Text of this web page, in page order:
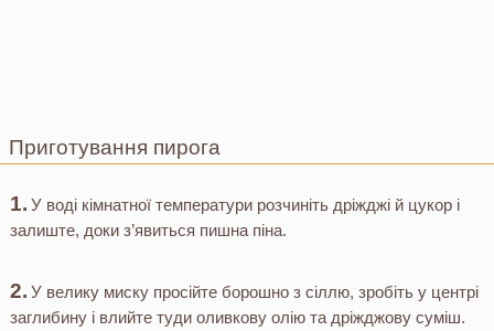
Приготування пирога
У воді кімнатної температури розчиніть дріжджі й цукор і
залиште, доки з’явиться пишна піна.
У велику миску просійте борошно з сіллю, зробіть у центрі
заглибину і влийте туди оливкову олію та дріжджову суміш.